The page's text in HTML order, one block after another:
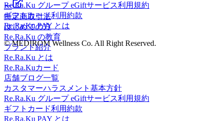
Re.Ra.Ku グループ eGiftサービス利用規約
ギフトカード利用約款
Re.Ra.Ku PAY とは
© MEDIROM Wellness Co. All Right Reserved.
ー
特定商取引法
はじめての方
Re.Ra.Ku の教育
ブランド紹介
Re.Ra.Ku とは
Re.Ra.Kuカード
店舗ブログ一覧
カスタマーハラスメント基本方針
Re.Ra.Ku グループ eGiftサービス利用規約
ギフトカード利用約款
Re.Ra.Ku PAY とは